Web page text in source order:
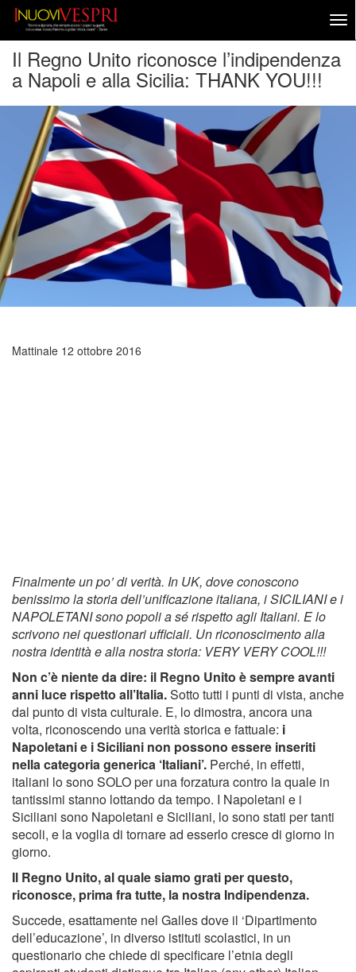
Il Regno Unito riconosce l’indipendenza
a Napoli e alla Sicilia: THANK YOU!!!
Mattinale 12 ottobre 2016
Finalmente un po’ di verità. In UK, dove conoscono
benissimo la storia dell’unificazione italiana, i SICILIANI e i
NAPOLETANI sono popoli a sé rispetto agli Italiani. E lo
scrivono nei questionari ufficiali. Un riconoscimento alla
nostra identità e alla nostra storia: VERY VERY COOL!!!
Non c’è niente da dire: il Regno Unito è sempre avanti
anni luce rispetto all’Italia.Sotto tutti i punti di vista, anche
dal punto di vista culturale. E, lo dimostra, ancora una
volta, riconoscendo una verità storica e fattuale: i
Napoletani e i Siciliani non possono essere inseriti
nella categoria generica ‘Italiani’. Perché, in effetti,
italiani lo sono SOLO per una forzatura contro la quale in
tantissimi stanno lottando da tempo. I Napoletani e i
Siciliani sono Napoletani e Siciliani, lo sono stati per tanti
secoli, e la voglia di tornare ad esserlo cresce di giorno in
giorno.
Il Regno Unito, al quale siamo grati per questo,
riconosce, prima fra tutte, la nostra Indipendenza.
Succede, esattamente nel Galles dove il ‘Dipartimento
dell’educazione’, in diverso istituti scolastici, in un
questionario che chiede di specificare l’etnia degli